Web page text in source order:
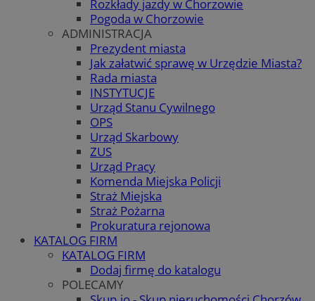
Rozkłady jazdy w Chorzowie
Pogoda w Chorzowie
ADMINISTRACJA
Prezydent miasta
Jak załatwić sprawę w Urzędzie Miasta?
Rada miasta
INSTYTUCJE
Urząd Stanu Cywilnego
OPS
Urząd Skarbowy
ZUS
Urząd Pracy
Komenda Miejska Policji
Straż Miejska
Straż Pożarna
Prokuratura rejonowa
KATALOG FIRM
KATALOG FIRM
Dodaj firmę do katalogu
POLECAMY